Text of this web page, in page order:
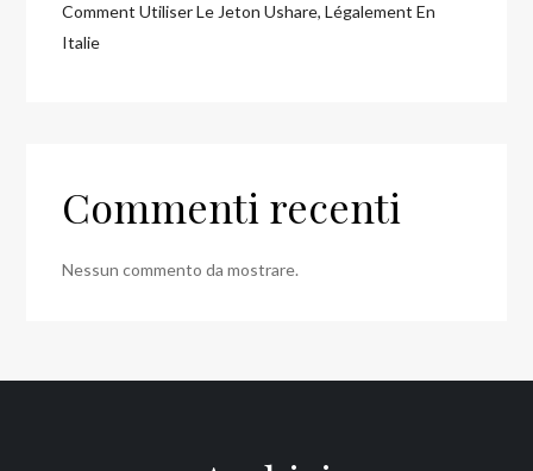
Comment Utiliser Le Jeton Ushare, Légalement En
Italie
Commenti recenti
Nessun commento da mostrare.